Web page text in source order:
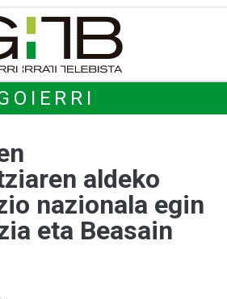
aldeko
nazionala egin
eta Beasain